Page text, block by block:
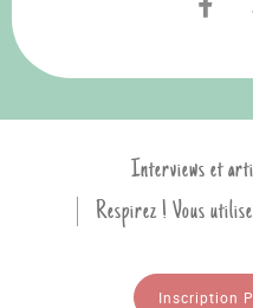
Interviews et
Respirez ! Vous
Inscription